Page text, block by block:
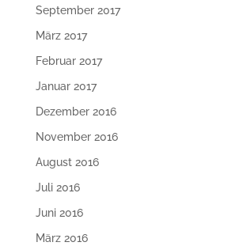
September 2017
März 2017
Februar 2017
Januar 2017
Dezember 2016
November 2016
August 2016
Juli 2016
Juni 2016
März 2016